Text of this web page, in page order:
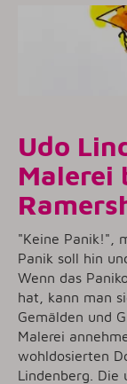
Udo
Malerei
"Keine Panik!",
Panik soll hin
Wenn das
hat, kann man
Gemälden und
Malerei
wohldosierten
Lindenberg. Die